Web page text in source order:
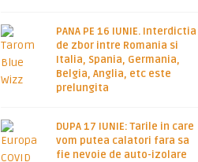
PANA PE 16 IUNIE. Interdictia
de zbor intre Romania si
Italia, Spania, Germania,
Belgia, Anglia, etc este
prelungita
DUPA 17 IUNIE: Tarile in care
vom putea calatori fara sa
fie nevoie de auto-izolare